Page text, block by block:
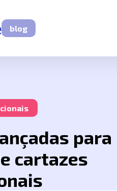
blog
para
cartazes